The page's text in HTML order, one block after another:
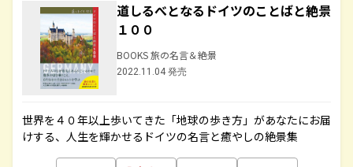
道しるべとなるドイツのことばと絶景
１００
BOOKS 旅の名言＆絶景
2022.11.04 発売
世界を４０年以上歩いてきた「地球の歩き方」があなたにお届
けする、人生を輝かせるドイツの名言と癒やしの絶景集